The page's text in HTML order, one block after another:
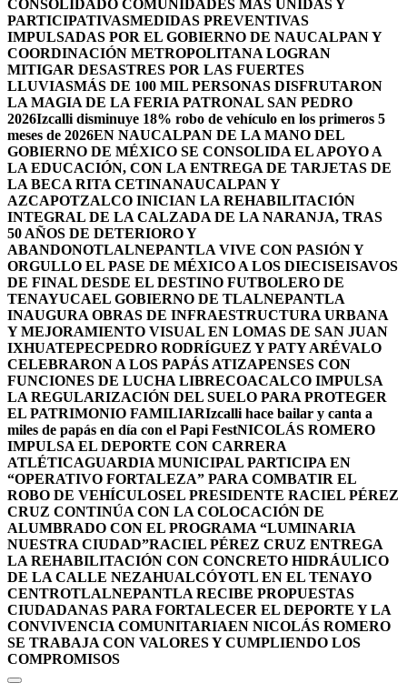
CONSOLIDADO COMUNIDADES MÁS UNIDAS Y
PARTICIPATIVASMEDIDAS PREVENTIVAS
IMPULSADAS POR EL GOBIERNO DE NAUCALPAN Y
COORDINACIÓN METROPOLITANA LOGRAN
MITIGAR DESASTRES POR LAS FUERTES
LLUVIASMÁS DE 100 MIL PERSONAS DISFRUTARON
LA MAGIA DE LA FERIA PATRONAL SAN PEDRO
2026Izcalli disminuye 18% robo de vehículo en los primeros 5
meses de 2026EN NAUCALPAN DE LA MANO DEL
GOBIERNO DE MÉXICO SE CONSOLIDA EL APOYO A
LA EDUCACIÓN, CON LA ENTREGA DE TARJETAS DE
LA BECA RITA CETINANAUCALPAN Y
AZCAPOTZALCO INICIAN LA REHABILITACIÓN
INTEGRAL DE LA CALZADA DE LA NARANJA, TRAS
50 AÑOS DE DETERIORO Y
ABANDONOTLALNEPANTLA VIVE CON PASIÓN Y
ORGULLO EL PASE DE MÉXICO A LOS DIECISEISAVOS
DE FINAL DESDE EL DESTINO FUTBOLERO DE
TENAYUCAEL GOBIERNO DE TLALNEPANTLA
INAUGURA OBRAS DE INFRAESTRUCTURA URBANA
Y MEJORAMIENTO VISUAL EN LOMAS DE SAN JUAN
IXHUATEPECPEDRO RODRÍGUEZ Y PATY ARÉVALO
CELEBRARON A LOS PAPÁS ATIZAPENSES CON
FUNCIONES DE LUCHA LIBRECOACALCO IMPULSA
LA REGULARIZACIÓN DEL SUELO PARA PROTEGER
EL PATRIMONIO FAMILIARIzcalli hace bailar y canta a
miles de papás en día con el Papi FestNICOLÁS ROMERO
IMPULSA EL DEPORTE CON CARRERA
ATLÉTICAGUARDIA MUNICIPAL PARTICIPA EN
“OPERATIVO FORTALEZA” PARA COMBATIR EL
ROBO DE VEHÍCULOSEL PRESIDENTE RACIEL PÉREZ
CRUZ CONTINÚA CON LA COLOCACIÓN DE
ALUMBRADO CON EL PROGRAMA “LUMINARIA
NUESTRA CIUDAD”RACIEL PÉREZ CRUZ ENTREGA
LA REHABILITACIÓN CON CONCRETO HIDRÁULICO
DE LA CALLE NEZAHUALCÓYOTL EN EL TENAYO
CENTROTLALNEPANTLA RECIBE PROPUESTAS
CIUDADANAS PARA FORTALECER EL DEPORTE Y LA
CONVIVENCIA COMUNITARIAEN NICOLÁS ROMERO
SE TRABAJA CON VALORES Y CUMPLIENDO LOS
COMPROMISOS